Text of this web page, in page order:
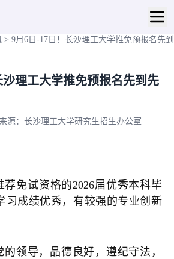
> 9月6日-17日！长沙理工大学推免预报名先到
沙理工大学推免预报名先到先
源：长沙理工大学研究生招生办公室
荐免试资格的2026届优秀本科毕
习成绩优秀，有较强的专业创新
领导，品德良好，遵纪守法，